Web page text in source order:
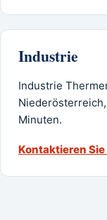
Industrie
Industrie
Minuten.
Kontaktieren